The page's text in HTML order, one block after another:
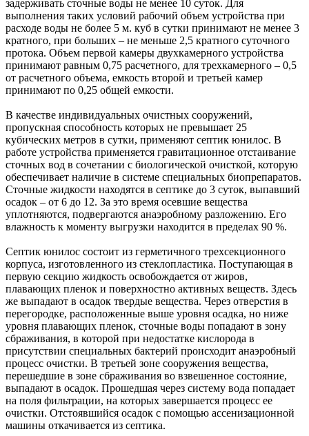
задерживать сточные воды не менее 10 суток. Для
выполнения таких условий рабочий объем устройства при
расходе воды не более 5 м. куб в сутки принимают не менее 3
кратного, при больших – не меньше 2,5 кратного суточного
протока. Объем первой камеры двухкамерного устройства
принимают равным 0,75 расчетного, для трехкамерного – 0,5
от расчетного объема, емкость второй и третьей камер
принимают по 0,25 общей емкости.
В качестве индивидуальных очистных сооружений,
пропускная способность которых не превышает 25
кубических метров в сутки, применяют септик юнилос. В
работе устройства применяется гравитационное отстаивание
сточных вод в сочетании с биологической очисткой, которую
обеспечивает наличие в системе специальных биопрепаратов.
Сточные жидкости находятся в септике до 3 суток, выпавший
осадок – от 6 до 12. За это время осевшие вещества
уплотняются, подвергаются анаэробному разложению. Его
влажность к моменту выгрузки находится в пределах 90 %.
Септик юнилос состоит из герметичного трехсекционного
корпуса, изготовленного из стеклопластика. Поступающая в
первую секцию жидкость освобождается от жиров,
плавающих пленок и поверхностно активных веществ. Здесь
же выпадают в осадок твердые вещества. Через отверстия в
перегородке, расположенные выше уровня осадка, но ниже
уровня плавающих пленок, сточные воды попадают в зону
сбраживания, в которой при недостатке кислорода в
присутствии специальных бактерий происходит анаэробный
процесс очистки. В третьей зоне сооружения вещества,
перешедшие в зоне сбраживания во взвешенное состояние,
выпадают в осадок. Прошедшая через систему вода попадает
на поля фильтрации, на которых завершается процесс ее
очистки. Отстоявшийся осадок с помощью ассенизационной
машины откачивается из септика.